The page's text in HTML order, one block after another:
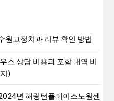
원교정치과 리뷰 확인 방법
스 상담 비용과 포함 내역 비
)
년 해링턴플레이스노원센